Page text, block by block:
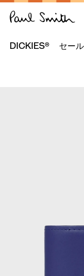
DICKIES® セール